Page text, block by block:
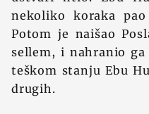
nekoliko koraka
Potom je naišao
sellem, i nahranio
teškom stanju Ebu
drugih.